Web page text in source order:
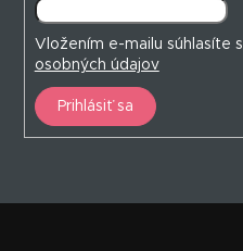
Vložením e-mailu súhlasíte s
osobných údajov
Prihlásiť sa